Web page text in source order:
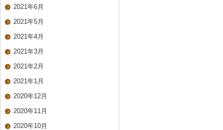
2021年6月
2021年5月
2021年4月
2021年3月
2021年2月
2021年1月
2020年12月
2020年11月
2020年10月